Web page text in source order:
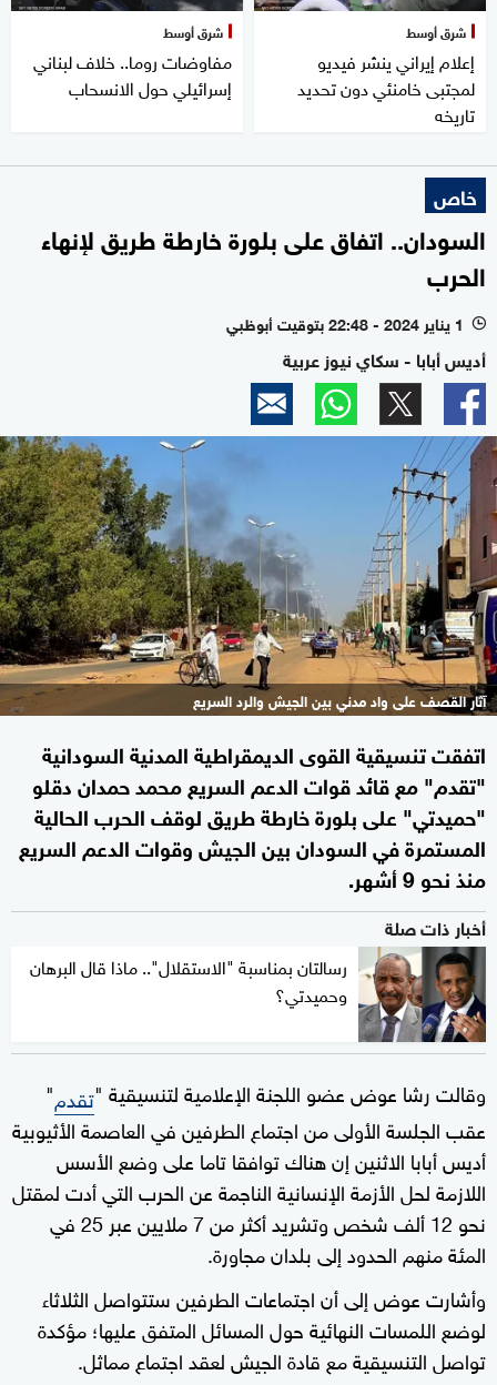
شرق أوسط
إعلام إيراني ينشر فيديو
لمجتبى خامنئي دون تحديد
تاريخه
شرق أوسط
مفاوضات روما.. خلاف لبناني
إسرائيلي حول الانسحاب
خاص
السودان.. اتفاق على بلورة خارطة طريق لإنهاء
الحرب
l 1 يناير 2024 - 22:48 بتوقيت أبوظبي
أديس أبابا - سكاي نيوز عربية
آثار القصف على واد مدني بين الجيش والرد السريع
اتفقت تنسيقية القوى الديمقراطية المدنية السودانية
"تقدم" مع قائد قوات الدعم السريع محمد حمدان دقلو
"حميدتي" على بلورة خارطة طريق لوقف الحرب الحالية
المستمرة في السودان بين الجيش وقوات الدعم السريع
منذ نحو 9 أشهر.
أخبار ذات صلة
رسالتان بمناسبة "الاستقلال".. ماذا قال البرهان
وحميدتي؟
وقالت رشا عوض عضو اللجنة الإعلامية لتنسيقية "تقدم"
عقب الجلسة الأولى من اجتماع الطرفين في العاصمة الأثيوبية
أديس أبابا الاثنين إن هناك توافقا تاما على وضع الأسس
اللازمة لحل الأزمة الإنسانية الناجمة عن الحرب التي أدت لمقتل
نحو 12 ألف شخص وتشريد أكثر من 7 ملايين عبر 25 في
المئة منهم الحدود إلى بلدان مجاورة.
وأشارت عوض إلى أن اجتماعات الطرفين ستتواصل الثلاثاء
لوضع اللمسات النهائية حول المسائل المتفق عليها؛ مؤكدة
تواصل التنسيقية مع قادة الجيش لعقد اجتماع مماثل.